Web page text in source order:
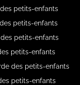
petits-enfants
petits-enfants
petits-enfants
petits-enfants
des petits-enfants
petits-enfants